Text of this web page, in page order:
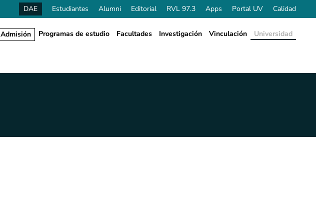
DAE Estudiantes Alumni Editorial RVL 97.3 Apps Portal UV Calidad
Admisión Programas de estudio Facultades Investigación Vinculación Universidad